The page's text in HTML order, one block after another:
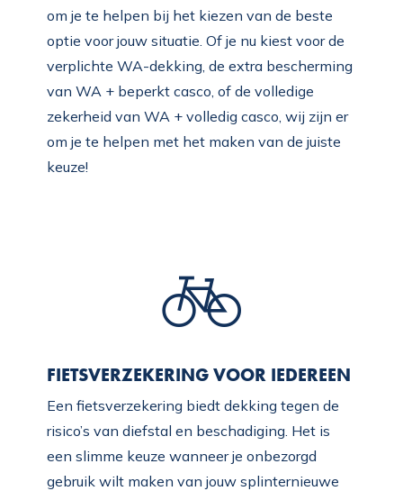
om je te helpen bij het kiezen van de beste
optie voor jouw situatie. Of je nu kiest voor de
verplichte WA-dekking, de extra bescherming
van WA + beperkt casco, of de volledige
zekerheid van WA + volledig casco, wij zijn er
om je te helpen met het maken van de juiste
keuze!
FIETSVERZEKERING VOOR IEDEREEN
Een fietsverzekering biedt dekking tegen de
risico’s van diefstal en beschadiging. Het is
een slimme keuze wanneer je onbezorgd
gebruik wilt maken van jouw splinternieuwe